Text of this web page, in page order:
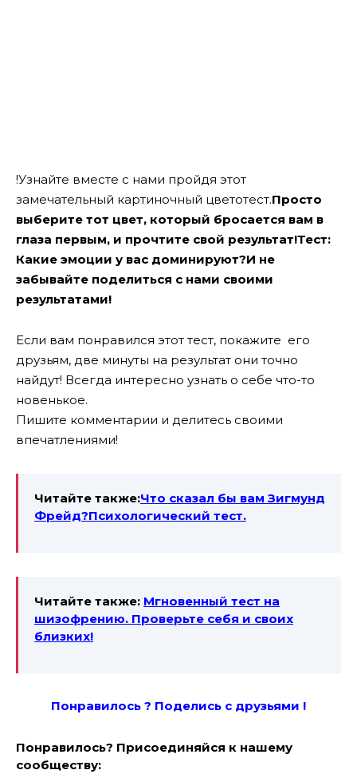
!Узнайте вместе с нами пройдя этот
замечательный картиночный цветотест.Просто
выберите тот цвет, который бросается вам в
глаза первым, и прочтите свой результат!Тест:
Какие эмоции у вас доминируют?И не
забывайте поделиться с нами своими
результатами!
Если вам понравился этот тест, покажите его
друзьям, две минуты на результат они точно
найдут! Всегда интересно узнать о себе что-то
новенькое.
Пишите комментарии и делитесь своими
впечатлениями!
Читайте также:Что сказал бы вам Зигмунд
Фрейд?Психологический тест.
Читайте также: Мгновенный тест на
шизофрению. Проверьте себя и своих
близких!
Понравилось ? Поделись с друзьями !
Понравилось? Присоединяйся к нашему
сообществу: